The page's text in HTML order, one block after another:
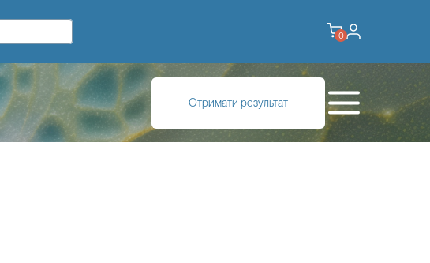
0
Отримати результат